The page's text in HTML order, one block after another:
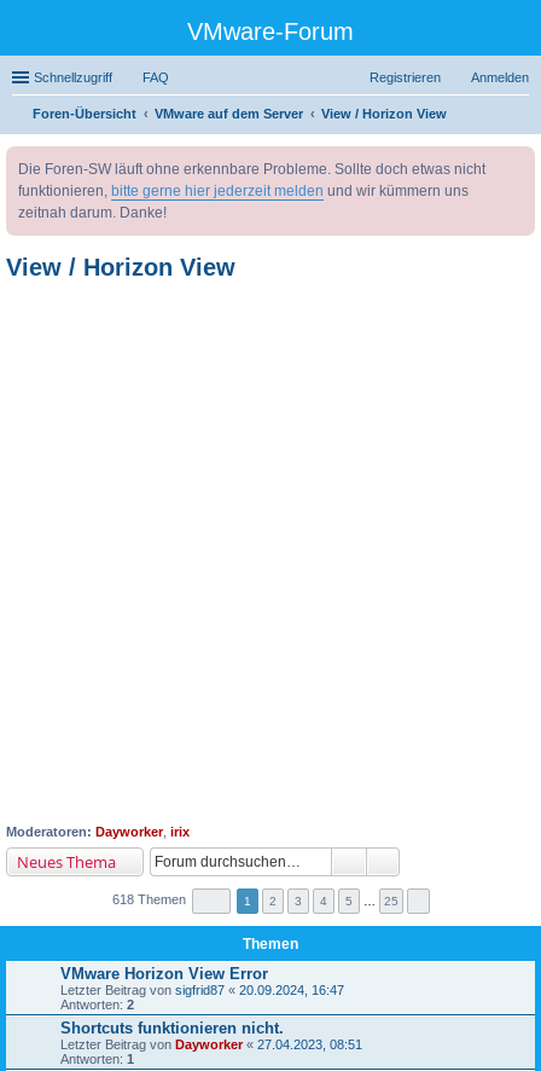
VMware-Forum
Schnellzugriff FAQ Anmelden
Registrieren
Foren-Übersicht VMware auf dem Server
View / Horizon View
Die Foren-SW läuft ohne erkennbare Probleme. Sollte doch etwas nicht
funktionieren, bitte gerne hier jederzeit melden und wir kümmern uns
zeitnah darum. Danke!
View / Horizon View
Moderatoren: Dayworker, irix
Neues Thema
618 Themen 1 2 3 4 5 25
Themen
VMware Horizon View Error
Letzter Beitrag von sigfrid87 « 20.09.2024, 16:47
Antworten: 2
Shortcuts funktionieren nicht.
Letzter Beitrag von Dayworker« 27.04.2023, 08:51
Antworten: 1